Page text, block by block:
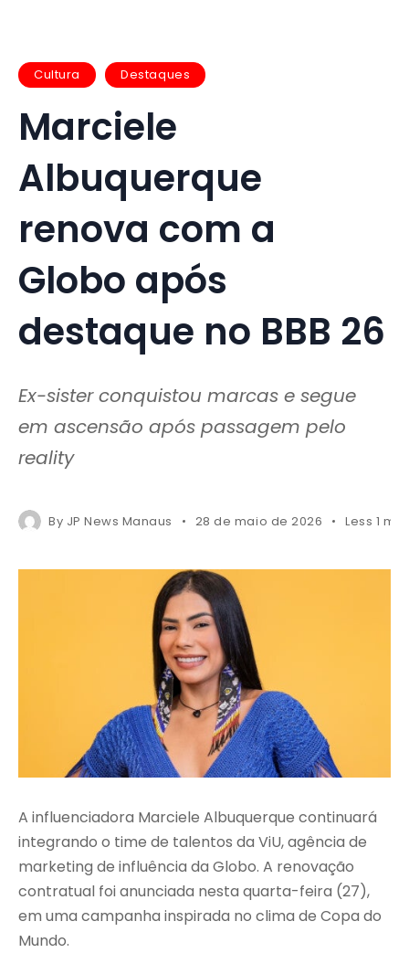
Cultura Destaques
Marciele
Albuquerque
renova com a
Globo após
destaque no BBB 26
Ex-sister conquistou marcas e segue
em ascensão após passagem pelo
reality
By JP News Manaus 28 de maio de 2026 Less 1
A influenciadora Marciele Albuquerque continuará
integrando o time de talentos da ViU, agência de
marketing de influência da Globo. A renovação
contratual foi anunciada nesta quarta-feira (27),
em uma campanha inspirada no clima de Copa do
Mundo.